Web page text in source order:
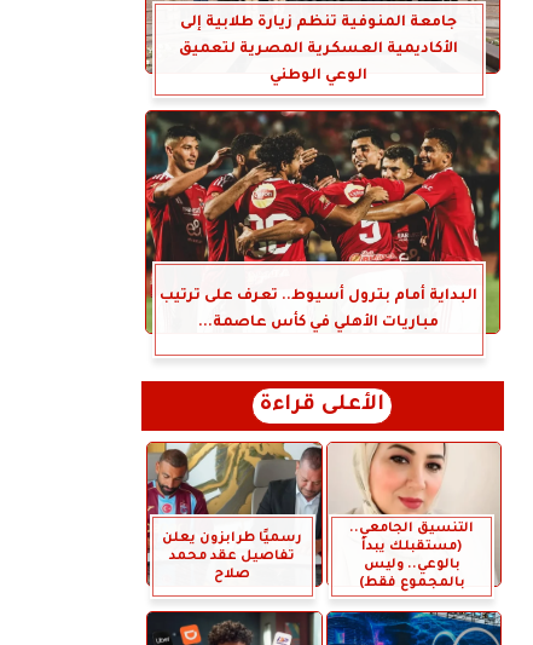
جامعة المنوفية تنظم زيارة طلابية إلى
الأكاديمية العسكرية المصرية لتعميق
الوعي الوطني
البداية أمام بترول أسيوط.. تعرف على ترتيب
مباريات الأهلي في كأس عاصمة...
الأعلى قراءة
التنسيق الجامعي..
(مستقبلك يبدأ
بالوعي.. وليس
بالمجموع فقط)
رسميًا طرابزون يعلن
تفاصيل عقد محمد
صلاح